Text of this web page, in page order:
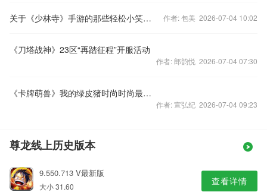
关于《少林寺》手游的那些轻松小笑话合集 作者: 包美 2026-07-04 10:02
《刀塔战神》23区“再踏征程”开服活动
作者: 郎韵悦 2026-07-04 07:30
《卡牌萌兽》我的绿皮猪时尚时尚最时尚
作者: 宣弘纪 2026-07-04 09:23
尊龙线上历史版本
9.550.713 V最新版
大小 31.60 查看详情